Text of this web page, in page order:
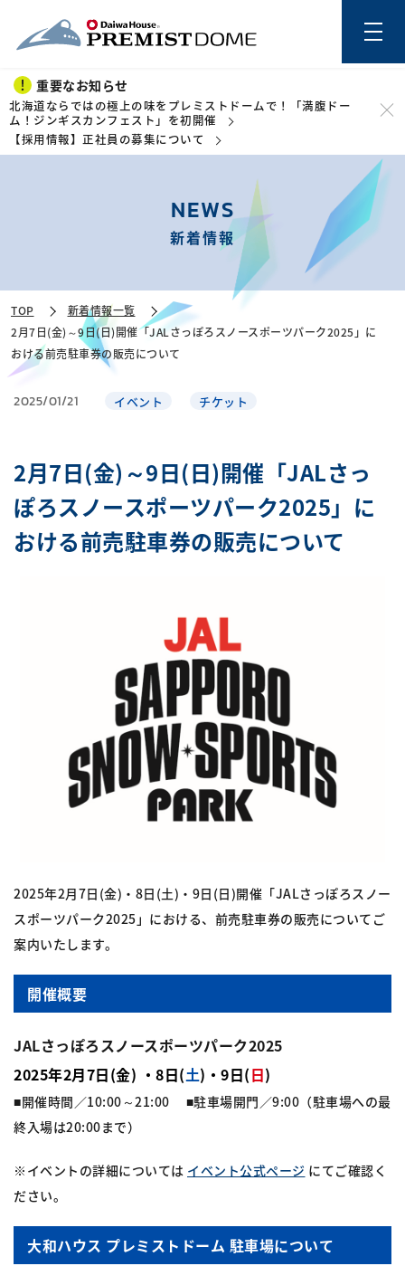
このページの本文を読む
重要なお知らせ
北海道ならではの極上の味をプレミストドームで！「満腹ドー
ム！ジンギスカンフェスト」を初開催
【採用情報】正社員の募集について
NEWS
新着情報
TOP
新着情報一覧
2月7日(金)～9日(日)開催「JALさっぽろスノースポーツパーク2025」に
おける前売駐車券の販売について
2025/01/21 イベント チケット
2月7日(金)～9日(日)開催「JALさっ
ぽろスノースポーツパーク2025」に
おける前売駐車券の販売について
2025年2月7日(金)・8日(土)・9日(日)開催「JALさっぽろスノー
スポーツパーク2025」における、前売駐車券の販売についてご
案内いたします。
開催概要
JALさっぽろスノースポーツパーク2025
2025年2月7日(金) ・8日(土)・9日(日)
■開催時間／10:00～21:00 ■駐車場開門／9:00（駐車場への最
終入場は20:00まで）
※イベントの詳細については イベント公式ページ にてご確認く
ださい。
大和ハウス プレミストドーム 駐車場について